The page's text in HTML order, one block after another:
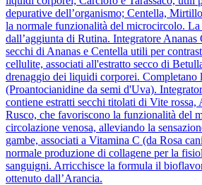
depurative dell’organismo; Centella,
la normale funzionalità del microcircolo. La
dall’aggiunta di Rutina. Integratore
secchi di Ananas e Centella utili per
cellulite, associati all'estratto secco di
drenaggio dei liquidi corporei. Completano
(Proantocianidine da semi d'Uva).
contiene estratti secchi titolati di Vite rossa,
Rusco, che favoriscono la funzionalità del
circolazione venosa, alleviando la
gambe, associati a Vitamina C (da Rosa
normale produzione di collagene per la
sanguigni. Arricchisce la formula il
ottenuto dall’Arancia.